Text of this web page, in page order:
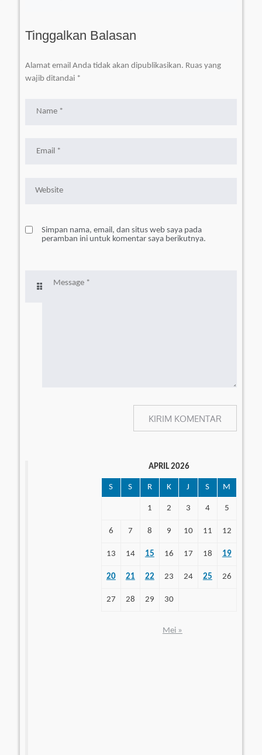
Tinggalkan Balasan
Alamat email Anda tidak akan dipublikasikan. Ruas yang
wajib ditandai *
Simpan nama, email, dan situs web saya pada
peramban ini untuk komentar saya berikutnya.
APRIL 2026
S S R K J S M
1 2 3 4 5
6 7 8 9 10 11 12
13 14 15 16 17 18 19
20 21 22 23 24 25 26
27 28 29 30
Mei »